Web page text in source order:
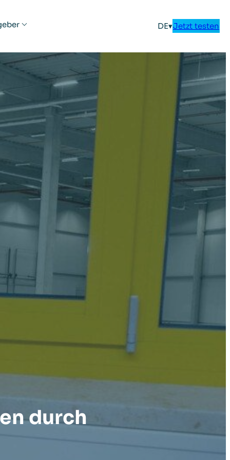
DE▾Jetzt testen
durch